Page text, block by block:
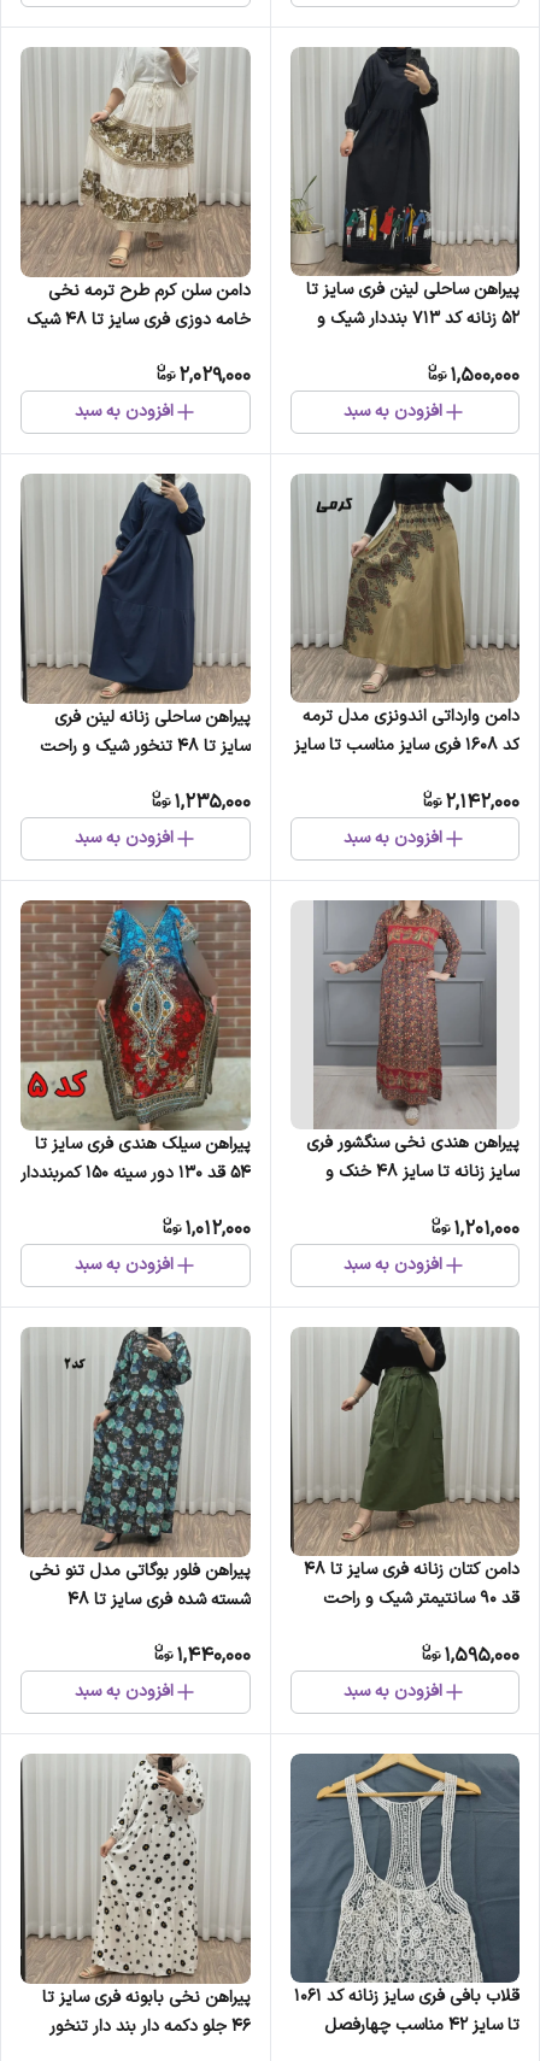
پیراهن ساحلی لینن فری سایز تا
52 زنانه کد 713 بنددار شیک و
1,500,000
افزودن به سبد
دامن سلن کرم طرح ترمه نخی
خامه دوزی فری سایز تا 48 شیک
2,029,000
افزودن به سبد
دامن وارداتی اندونزی مدل ترمه
کد 1608 فری سایز مناسب تا سایز
چهارفصل شیک و راحت
2,142,000
افزودن به سبد
پیراهن ساحلی زنانه لینن فری
سایز تا 48 تنخور شیک و راحت
1,235,000
افزودن به سبد
پیراهن هندی نخی سنگشور فری
سایز زنانه تا سایز 48 خنک و
1,201,000
افزودن به سبد
پیراهن سیلک هندی فری سایز تا
54 قد 130 دور سینه 150 کمربنددار
آبرفت و رنگ رفت
1,012,000
افزودن به سبد
دامن کتان زنانه فری سایز تا 48
قد 90 سانتیمتر شیک و راحت
1,595,000
افزودن به سبد
پیراهن فلور بوگاتی مدل تنو نخی
شسته شده فری سایز تا 48
بدون آبرفت و رنگ رفت
1,440,000
افزودن به سبد
قلاب بافی فری سایز زنانه کد 1061
تا سایز 42 مناسب چهارفصل
پیراهن نخی بابونه فری سایز تا
46 جلو دکمه دار بند دار تنخور